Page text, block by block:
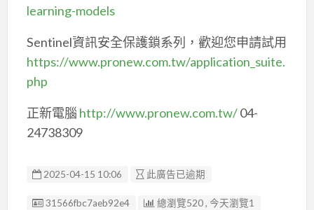
learning-models
Sentinel資訊安全保護鎖系列，歡迎您申請試用
https://www.pronew.com.tw/application_suite.
php
正新電腦 http://www.pronew.com.tw/04-
24738309
2025-04-15 10:06 此廣告已逾期
廣告编號
31566fbc7aeb92e4 總瀏覽520 , 今天瀏覽1